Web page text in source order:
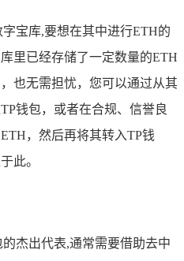
宝库,要想在其中进行ETH的
里已经存储了一定数量的ETH
也无需担忧，您可以通过从其
钱包，或者在合规、信誉良
，然后再将其转入TP钱
此。
杰出代表,通常需要借助去中